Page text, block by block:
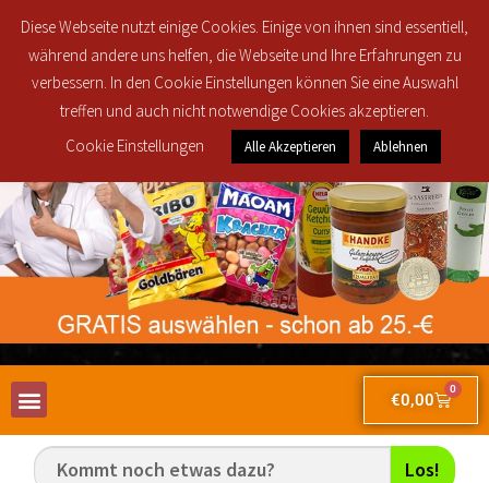
und 30916 ab 25€ brutto Bestellwert für nur 2,50€!
€0,00
0
Los!
Diese Webseite nutzt einige Cookies. Einige von ihnen sind essentiell,
während andere uns helfen, die Webseite und Ihre Erfahrungen zu
verbessern. In den Cookie Einstellungen können Sie eine Auswahl
treffen und auch nicht notwendige Cookies akzeptieren.
Cookie Einstellungen
Alle Akzeptieren Ablehnen